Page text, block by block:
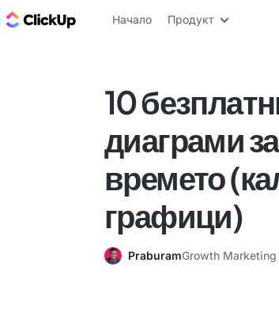
ClickUp блог
Начало Продукт
10
диаграми
времето
графици)
PraburamGrowth